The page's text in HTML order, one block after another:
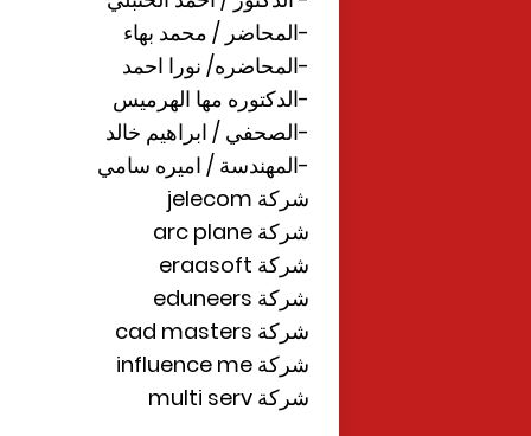
-المحاضر / محمد بهاء
-المحاضره/ نورا احمد
-الدكتوره مها الهرميس
-الصحفي / ابراهيم خالد
-المهندسة / اميره سامي
شركة jelecom
شركة arc plane
شركة eraasoft
شركة eduneers
شركة cad masters
شركة influence me
شركة multi serv